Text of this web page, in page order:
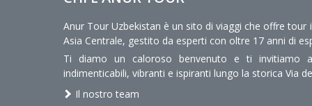
Anur Tour Uzbekistan è un sito di viaggi che offre tour
Asia Centrale, gestito da esperti con oltre 17 anni di
Ti diamo un caloroso benvenuto e ti invitiamo
indimenticabili, vibranti e ispiranti lungo la storica Via
Il nostro team